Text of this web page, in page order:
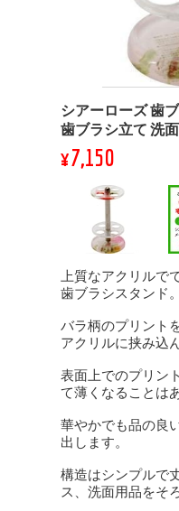
シアーローズ 歯
歯ブラシ立て 洗
¥7,150
上質なアクリルで
歯ブラシスタンド
バラ柄のプリント
アクリルに挟み込
表面上でのプリン
て薄くなることは
華やかでも品の良
出します。
構造はシンプルで
ス、洗面用品をそ